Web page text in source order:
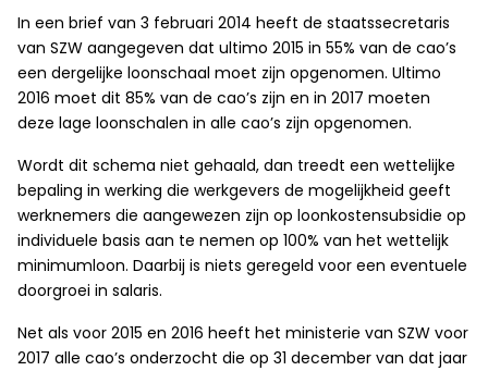
In een brief van 3 februari 2014 heeft de staatssecretaris
van SZW aangegeven dat ultimo 2015 in 55% van de cao’s
een dergelijke loonschaal moet zijn opgenomen. Ultimo
2016 moet dit 85% van de cao’s zijn en in 2017 moeten
deze lage loonschalen in alle cao’s zijn opgenomen.
Wordt dit schema niet gehaald, dan treedt een wettelijke
bepaling in werking die werkgevers de mogelijkheid geeft
werknemers die aangewezen zijn op loonkostensubsidie op
individuele basis aan te nemen op 100% van het wettelijk
minimumloon. Daarbij is niets geregeld voor een eventuele
doorgroei in salaris.
Net als voor 2015 en 2016 heeft het ministerie van SZW voor
2017 alle cao’s onderzocht die op 31 december van dat jaar